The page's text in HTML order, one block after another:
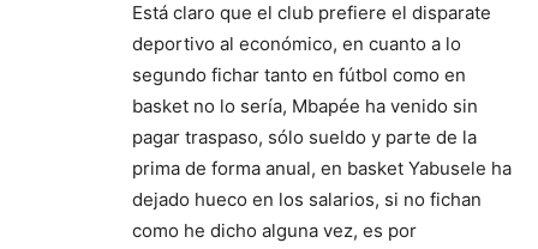
Está claro que el club prefiere el disparate
deportivo al económico, en cuanto a lo
segundo fichar tanto en fútbol como en
basket no lo sería, Mbapée ha venido sin
pagar traspaso, sólo sueldo y parte de la
prima de forma anual, en basket Yabusele ha
dejado hueco en los salarios, si no fichan
como he dicho alguna vez, es por